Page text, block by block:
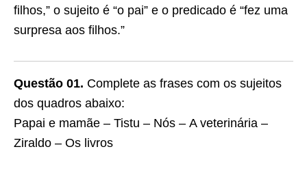
filhos,” o sujeito é “o pai” e o predicado é “fez uma
surpresa aos filhos.”
Questão 01. Complete as frases com os sujeitos
dos quadros abaixo:
Papai e mamãe – Tistu – Nós – A veterinária –
Ziraldo – Os livros